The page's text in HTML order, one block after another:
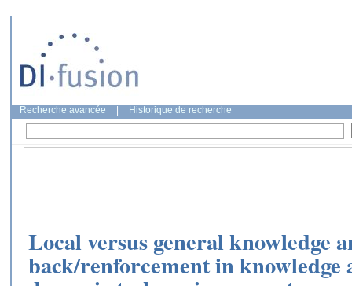
Recherche avancée Historique de recherche
Local versus general knowledge
back/renforcement in knowledge